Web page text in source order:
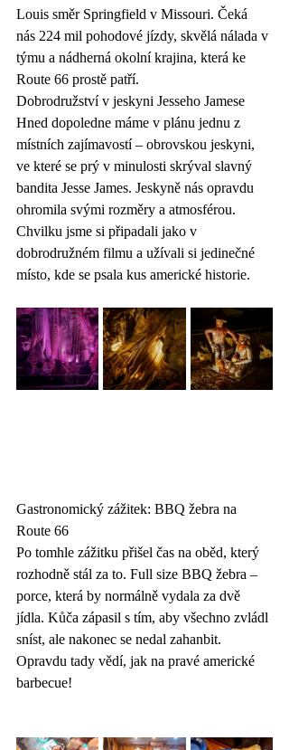
Louis směr Springfield v Missouri. Čeká
nás 224 mil pohodové jízdy, skvělá nálada v
týmu a nádherná okolní krajina, která ke
Route 66 prostě patří.
Dobrodružství v jeskyni Jesseho Jamese
Hned dopoledne máme v plánu jednu z
místních zajímavostí – obrovskou jeskyni,
ve které se prý v minulosti skrýval slavný
bandita Jesse James. Jeskyně nás opravdu
ohromila svými rozměry a atmosférou.
Chvilku jsme si připadali jako v
dobrodružném filmu a užívali si jedinečné
místo, kde se psala kus americké historie.
Gastronomický zážitek: BBQ žebra na
Route 66
Po tomhle zážitku přišel čas na oběd, který
rozhodně stál za to. Full size BBQ žebra –
porce, která by normálně vydala za dvě
jídla. Kůča zápasil s tím, aby všechno zvládl
sníst, ale nakonec se nedal zahanbit.
Opravdu tady vědí, jak na pravé americké
barbecue!